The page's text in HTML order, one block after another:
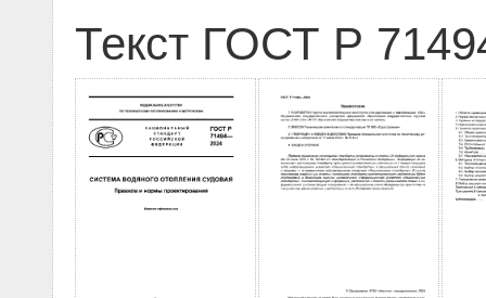
Текст ГОСТ Р